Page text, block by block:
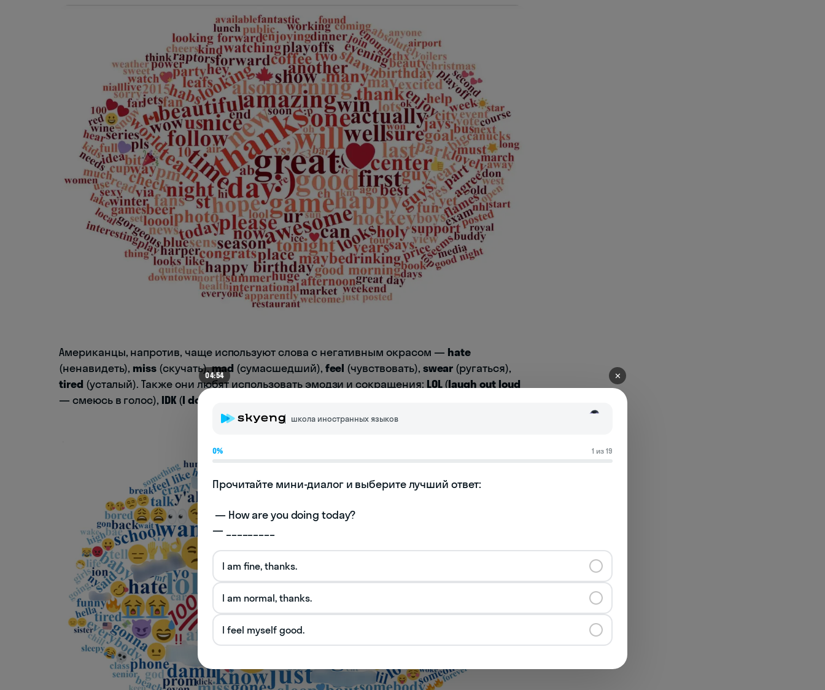
Американцы, напротив, чаще используют слова с негативным окрасом — hate
(ненавидеть), miss (скучать),mad (сумасшедший), feel (чувствовать), swear (ругаться),
tired (усталый). Также они любят использовать эмодзи и сокращения: LOL(laugh out loud
— смеюсь в голос), IDK(I don’t know
04:54 ✕
школа иностранных языков
0% 1 из 19
Прочитайте мини-диалог и выберите лучший ответ:
— _________
I am fine, thanks.
I am normal, thanks.
I feel myself good.